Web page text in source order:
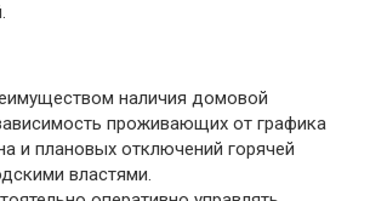
наличия домовой
проживающих от графика
и плановых отключений горячей
властями.